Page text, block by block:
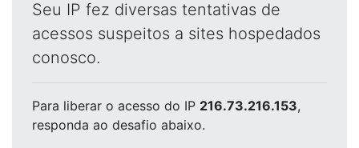
Seu IP fez diversas tentativas de
acessos suspeitos a sites hospedados
conosco.
Para liberar o acesso do IP 216.73.216.153,
responda ao desafio abaixo.